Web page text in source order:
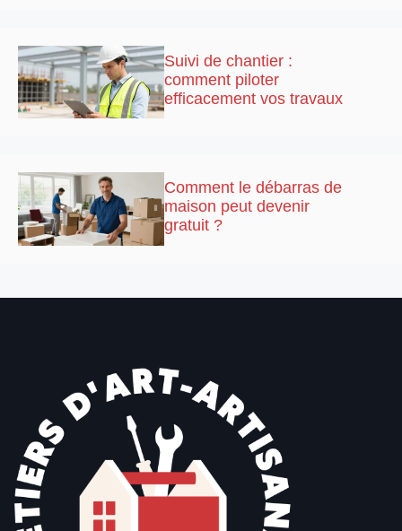
Suivi de chantier :
comment piloter
efficacement vos travaux
Comment le débarras de
maison peut devenir
gratuit ?